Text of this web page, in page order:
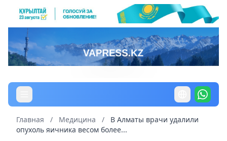
Главная / Медицина /
В Алматы врачи удалили
опухоль яичника весом более...